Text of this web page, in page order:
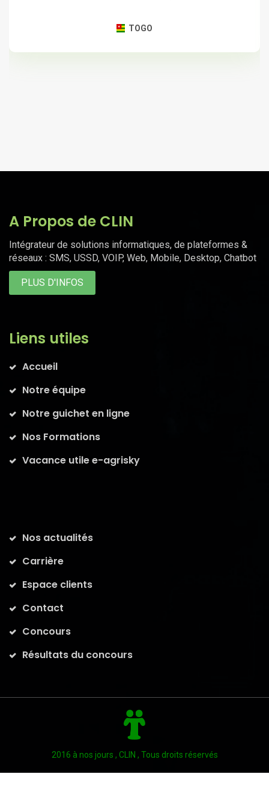
TOGO
A Propos de CLIN
Intégrateur de solutions informatiques, de plateformes &
réseaux : SMS, USSD, VOIP, Web, Mobile, Desktop, Chatbot
PLUS D'INFOS
Liens utiles
Accueil
Notre équipe
Notre guichet en ligne
Nos Formations
Vacance utile e-agrisky
Nos actualités
Carrière
Espace clients
Contact
Concours
Résultats du concours
2016 à nos jours , CLIN , Tous droits réservés